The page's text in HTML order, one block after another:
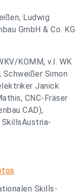
Ludwig
GmbH & Co. KG
KOMM, v.l. WK
Simon
Janick
CNC-Fräser
CAD),
SkillsAustria-
Skills-